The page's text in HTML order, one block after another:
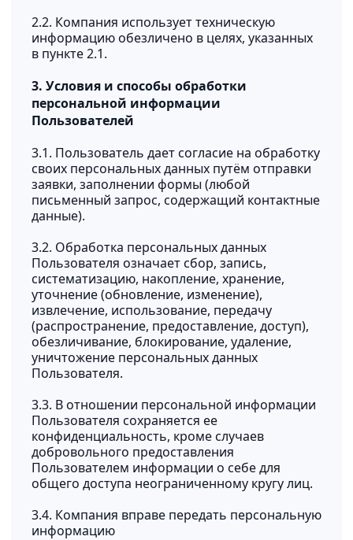
2.2. Компания использует техническую
информацию обезличено в целях, указанных
в пункте 2.1.
3. Условия и способы обработки
персональной информации
Пользователей
3.1. Пользователь дает согласие на обработку
своих персональных данных путём отправки
заявки, заполнении формы (любой
письменный запрос, содержащий контактные
данные).
3.2. Обработка персональных данных
Пользователя означает сбор, запись,
систематизацию, накопление, хранение,
уточнение (обновление, изменение),
извлечение, использование, передачу
(распространение, предоставление, доступ),
обезличивание, блокирование, удаление,
уничтожение персональных данных
Пользователя.
3.3. В отношении персональной информации
Пользователя сохраняется ее
конфиденциальность, кроме случаев
добровольного предоставления
Пользователем информации о себе для
общего доступа неограниченному кругу лиц.
3.4. Компания вправе передать персональную
информацию